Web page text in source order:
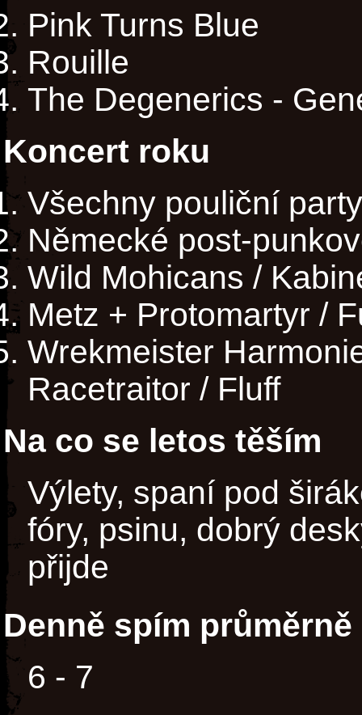
Pink Turns Blue
Rouille
The Degenerics -
Koncert roku
Všechny pouliční
Německé post-
Wild Mohicans /
Metz + Protomartyr /
Wrekmeister
Racetraitor / Fluff
Na co se letos těším
Výlety, spaní pod
fóry, psinu, dobrý
přijde
Denně spím
6 - 7